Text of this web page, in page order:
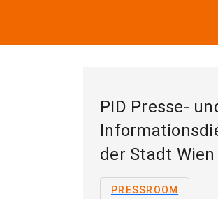
PID Presse-
der Stadt Wien
PRESSROOM